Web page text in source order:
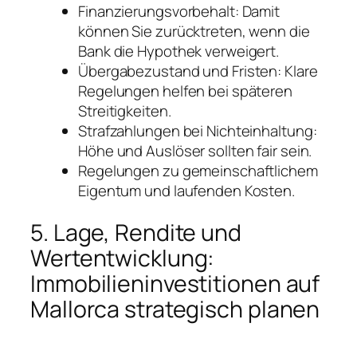
Finanzierungsvorbehalt: Damit
können Sie zurücktreten, wenn die
Bank die Hypothek verweigert.
Übergabezustand und Fristen: Klare
Regelungen helfen bei späteren
Streitigkeiten.
Strafzahlungen bei Nichteinhaltung:
Höhe und Auslöser sollten fair sein.
Regelungen zu gemeinschaftlichem
Eigentum und laufenden Kosten.
5. Lage, Rendite und
Wertentwicklung:
Immobilieninvestitionen auf
Mallorca strategisch planen